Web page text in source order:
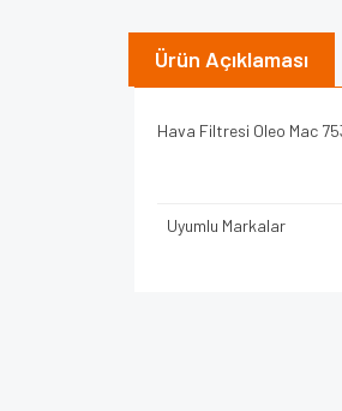
Ürün Açıklaması
Hava Filtresi Oleo Mac
Uyumlu Markalar